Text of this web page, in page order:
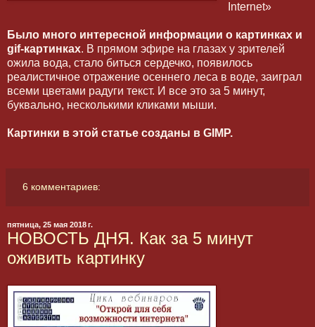
Internet»
Было много интересной информации о картинках и
gif-картинках. В прямом эфире на глазах у зрителей
ожила вода, стало биться сердечко, появилось
реалистичное отражение осеннего леса в воде, заиграл
всеми цветами радуги текст. И все это за 5 минут,
буквально, несколькими кликами мыши.
Картинки в этой статье созданы в GIMP.
6 комментариев:
пятница, 25 мая 2018 г.
НОВОСТЬ ДНЯ. Как за 5 минут
оживить картинку